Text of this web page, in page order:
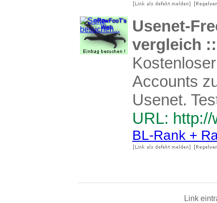
Usenet-
vergleich
Accounts
Usenet.
URL:
BL-Rank +
Link